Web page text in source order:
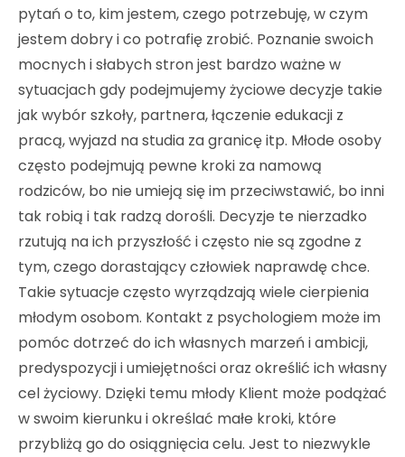
pytań o to, kim jestem, czego potrzebuję, w czym
jestem dobry i co potrafię zrobić. Poznanie swoich
mocnych i słabych stron jest bardzo ważne w
sytuacjach gdy podejmujemy życiowe decyzje takie
jak wybór szkoły, partnera, łączenie edukacji z
pracą, wyjazd na studia za granicę itp. Młode osoby
często podejmują pewne kroki za namową
rodziców, bo nie umieją się im przeciwstawić, bo inni
tak robią i tak radzą dorośli. Decyzje te nierzadko
rzutują na ich przyszłość i często nie są zgodne z
tym, czego dorastający człowiek naprawdę chce.
Takie sytuacje często wyrządzają wiele cierpienia
młodym osobom. Kontakt z psychologiem może im
pomóc dotrzeć do ich własnych marzeń i ambicji,
predyspozycji i umiejętności oraz określić ich własny
cel życiowy. Dzięki temu młody Klient może podążać
w swoim kierunku i określać małe kroki, które
przybliżą go do osiągnięcia celu. Jest to niezwykle